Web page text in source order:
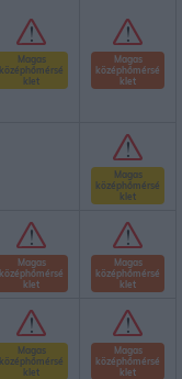
Magas
középhőmérsé
klet
Magas
középhőmérsé
klet
Magas
középhőmérsé
klet
Magas
középhőmérsé
klet
Magas
középhőmérsé
klet
Magas
középhőmérsé
klet
Magas
középhőmérsé
klet